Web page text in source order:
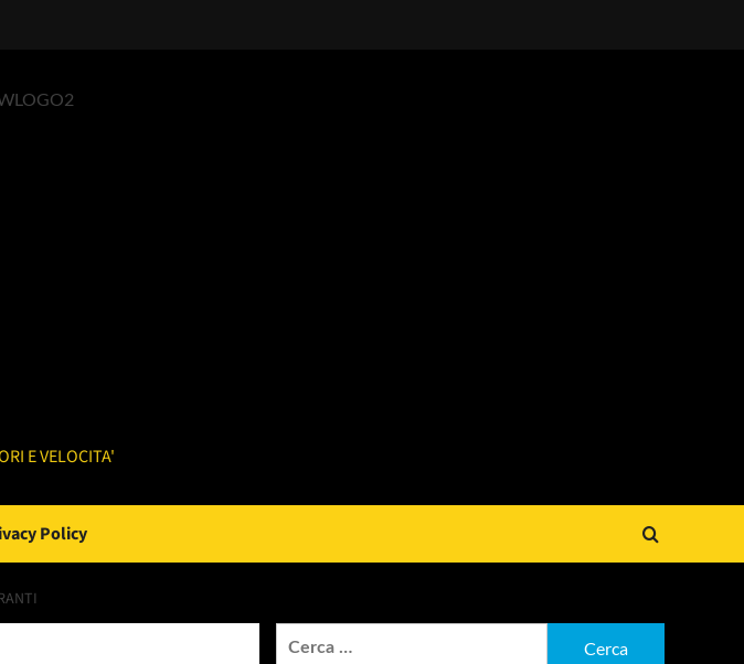
E VELOCITA'
Policy